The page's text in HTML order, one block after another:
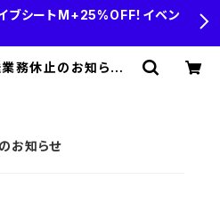
ブシートM+25%OFF！イベン
務休止のお知らせ |
お知らせ